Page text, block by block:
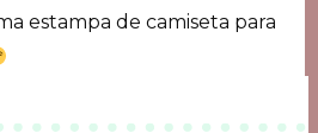
estampa de camiseta para